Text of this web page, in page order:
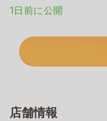
1日前に公開
店舗情報